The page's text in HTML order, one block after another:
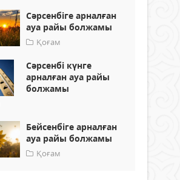
Сәрсенбіге арналған
ауа райы болжамы
Қоғам
Сәрсенбі күнге
арналған ауа райы
болжамы
Бейсенбіге арналған
ауа райы болжамы
Қоғам